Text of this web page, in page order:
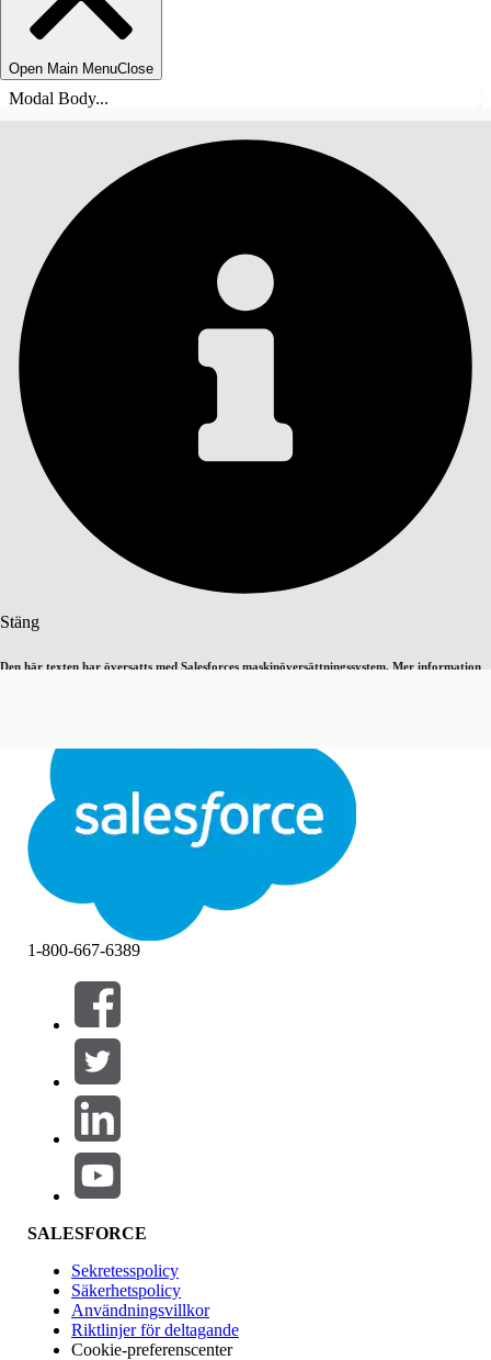
Open Main MenuClose
Modal Body...
Stäng
Den här texten har översatts med Salesforces maskinöversättningssystem. Mer information
StängStäng
Innehållsförteckningar
INNEHÅLLSFÖRTECKNINGAR
Filtrera efter (0)
VÄLJ FILTER
Produktområde
Funktionspåverkan
1-800-667-6389
SALESFORCE
Sekretesspolicy
Säkerhetspolicy
Användningsvillkor
Riktlinjer för deltagande
Cookie-preferenscenter